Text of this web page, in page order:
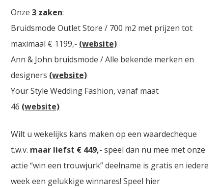
Onze3 zaken:
Bruidsmode Outlet Store / 700 m2 met prijzen tot
maximaal € 1199,- (website)
Ann & John bruidsmode / Alle bekende merken en
designers (website)
Your Style Wedding Fashion, vanaf maat
46 (website)
Wilt u wekelijks kans maken op een waardecheque
t.w.v. maar liefst € 449,- speel dan nu mee met onze
actie “win een trouwjurk” deelname is gratis en iedere
week een gelukkige winnares! Speel hier